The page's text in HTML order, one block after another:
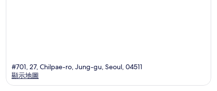
#701, 27, Chilpae-ro, Jung-gu, Seoul, 04511
顯示地圖